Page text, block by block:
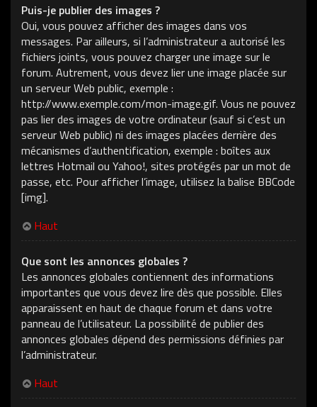
Puis-je publier des images ?
Oui, vous pouvez afficher des images dans vos
messages. Par ailleurs, si l’administrateur a autorisé les
fichiers joints, vous pouvez charger une image sur le
forum. Autrement, vous devez lier une image placée sur
un serveur Web public, exemple :
http://www.exemple.com/mon-image.gif. Vous ne pouvez
pas lier des images de votre ordinateur (sauf si c’est un
serveur Web public) ni des images placées derrière des
mécanismes d’authentification, exemple : boîtes aux
lettres Hotmail ou Yahoo!, sites protégés par un mot de
passe, etc. Pour afficher l’image, utilisez la balise BBCode
[img].
Haut
Que sont les annonces globales ?
Les annonces globales contiennent des informations
importantes que vous devez lire dès que possible. Elles
apparaissent en haut de chaque forum et dans votre
panneau de l’utilisateur. La possibilité de publier des
annonces globales dépend des permissions définies par
l’administrateur.
Haut